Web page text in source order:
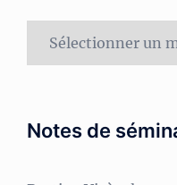
Notes de